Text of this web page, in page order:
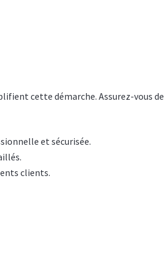
cette démarche. Assurez-vous de
et sécurisée.
clients.